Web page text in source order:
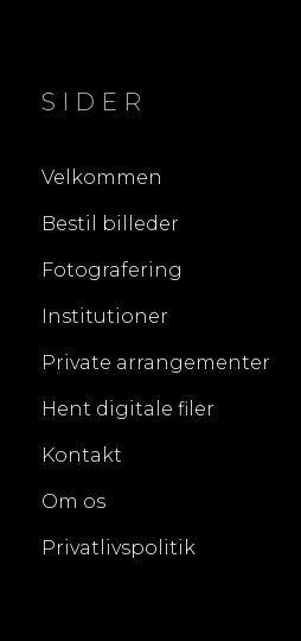
SIDER
Velkommen
Bestil billeder
Fotografering
Institutioner
Private arrangementer
Hent digitale filer
Kontakt
Om os
Privatlivspolitik